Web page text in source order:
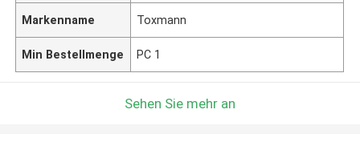
Markenname Toxmann
Min Bestellmenge PC 1
Sehen Sie mehr an